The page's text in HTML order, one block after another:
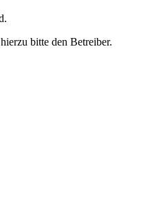
bitte den Betreiber.